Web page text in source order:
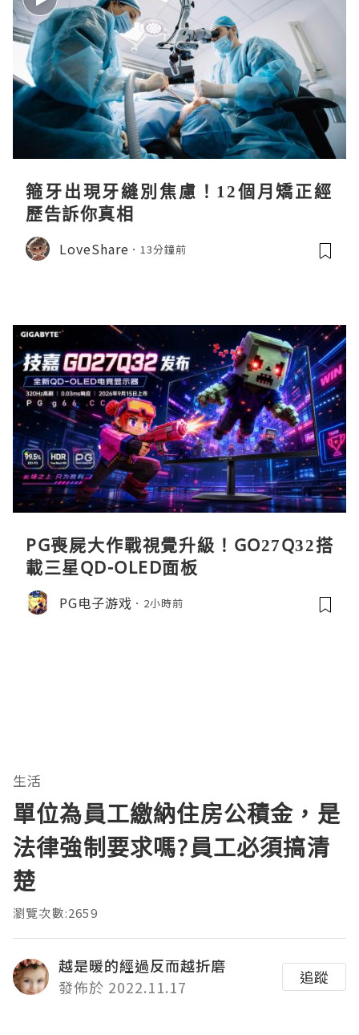
箍牙出現牙縫別焦慮！12個月矯正經
歷告訴你真相
LoveShare 13分鐘前
PG喪屍大作戰視覺升級！GO27Q32搭
載三星QD-OLED面板
PG电子游戏 2小時前
生活
單位為員工繳納住房公積金，是
法律強制要求嗎?員工必須搞清
楚
瀏覽次數:2659
越是暖的經過反而越折磨
發佈於 2022.11.17
追蹤